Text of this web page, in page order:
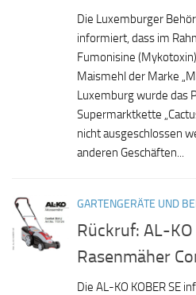
Die Luxemburger
informiert, dass im
Fumonisine
Maismehl der Marke
Luxemburg wurde das
Supermarktkette
nicht ausgeschlossen
anderen Geschäften...
GARTENGERÄTE UND
Rückruf: AL-
Rasenmäher
Die AL-KO KOBER SE